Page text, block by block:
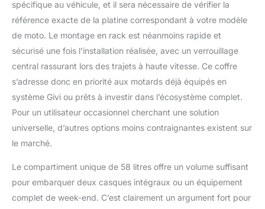
spécifique au véhicule, et il sera nécessaire de vérifier la
référence exacte de la platine correspondant à votre modèle
de moto. Le montage en rack est néanmoins rapide et
sécurisé une fois l’installation réalisée, avec un verrouillage
central rassurant lors des trajets à haute vitesse. Ce coffre
s’adresse donc en priorité aux motards déjà équipés en
système Givi ou prêts à investir dans l’écosystème complet.
Pour un utilisateur occasionnel cherchant une solution
universelle, d’autres options moins contraignantes existent sur
le marché.
Le compartiment unique de 58 litres offre un volume suffisant
pour embarquer deux casques intégraux ou un équipement
complet de week-end. C’est clairement un argument fort pour